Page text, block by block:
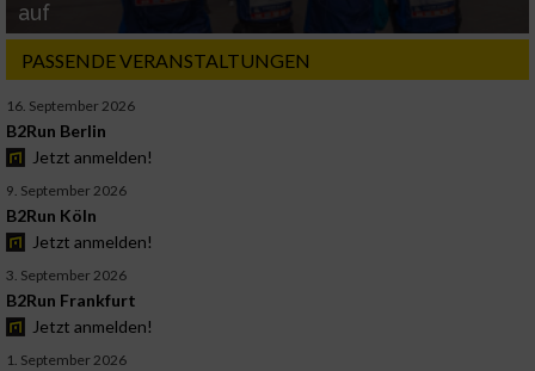
auf
PASSENDE VERANSTALTUNGEN
16. September 2026
B2Run Berlin
Jetzt anmelden!
9. September 2026
B2Run Köln
Jetzt anmelden!
3. September 2026
B2Run Frankfurt
Jetzt anmelden!
1. September 2026